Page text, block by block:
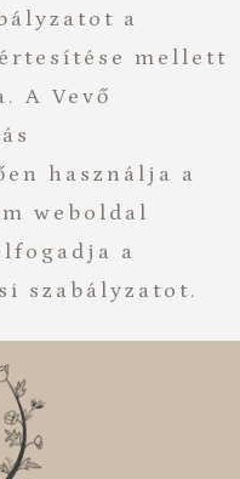
a
mellett
A Vevő
használja a
weboldal
a
szabályzatot.